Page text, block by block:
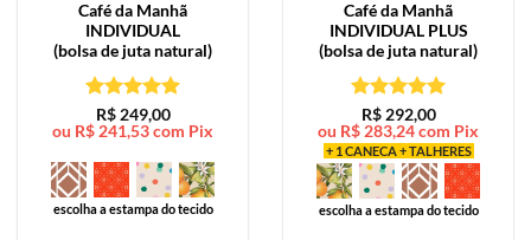
Café da Manhã
INDIVIDUAL
(bolsa de juta natural)
Avaliação5
de 5
R$249,00
ou R$ 241,53com Pix
escolha a estampa do tecido
Café da Manhã
INDIVIDUAL PLUS
(bolsa de juta natural)
Avaliação5
de 5
R$292,00
ou R$ 283,24com Pix
+ 1 CANECA + TALHERES
escolha a estampa do tecido